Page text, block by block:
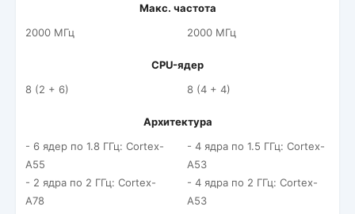
Макс. частота
2000 МГц
2000 МГц
CPU-ядер
8 (2 + 6)
8 (4 + 4)
Архитектура
- 6 ядер по 1.8 ГГц: Cortex-
A55
- 2 ядра по 2 ГГц: Cortex-
A78
- 4 ядра по 1.5 ГГц: Cortex-
A53
- 4 ядра по 2 ГГц: Cortex-
A53